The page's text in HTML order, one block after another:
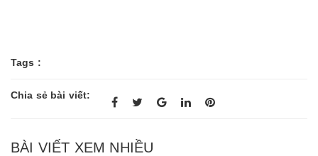
Tags :
Chia sẻ bài viết:
BÀI VIẾT XEM NHIỀU